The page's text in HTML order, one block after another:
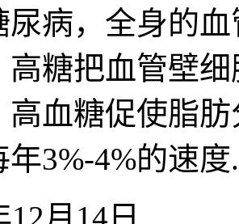
尿病，全身的
高糖把血管壁
高血糖促使脂
年3%-4%的速度